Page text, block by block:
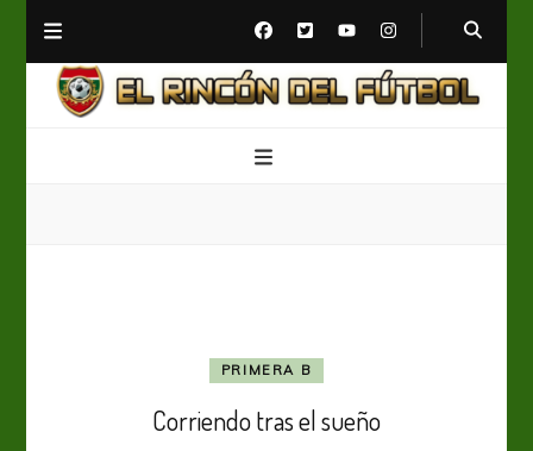
PRIMERA B
Corriendo tras el sueño